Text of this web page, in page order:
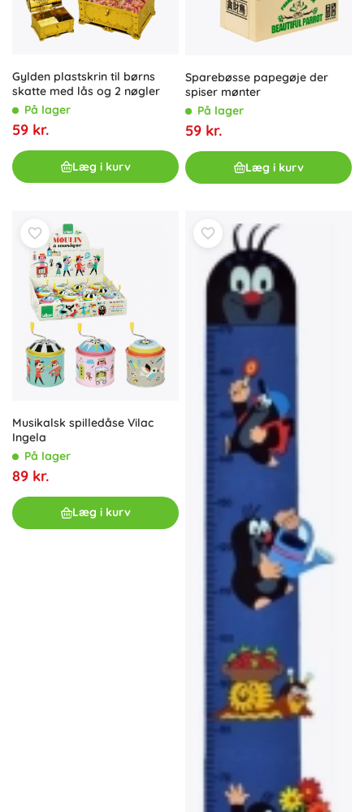
Gylden plastskrin til børns
skatte med lås og 2 nøgler
På lager
59 kr.
Læg i kurv
Sparebøsse papegøje der
spiser mønter
På lager
59 kr.
Læg i kurv
Musikalsk spilledåse Vilac
Ingela
På lager
89 kr.
Læg i kurv